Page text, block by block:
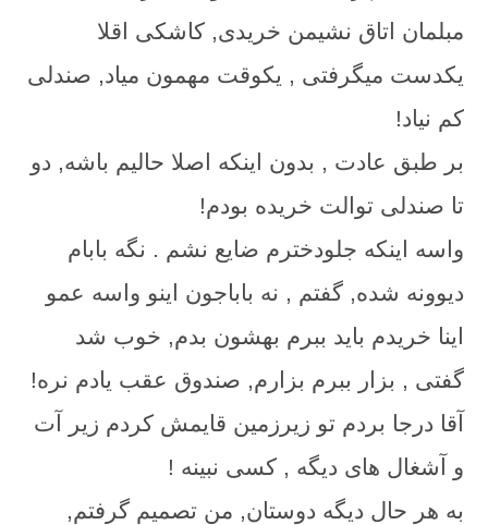
مبلمان اتاق نشیمن خریدی, کاشکی اقلا
یکدست میگرفتی , یکوقت مهمون میاد, صندلی
کم نیاد!
بر طبق عادت , بدون اینکه اصلا حالیم باشه, دو
تا صندلی توالت خریده بودم!
واسه اینکه جلودخترم ضایع نشم . نگه بابام
دیوونه شده, گفتم , نه باباجون اینو واسه عمو
اینا خریدم باید ببرم بهشون بدم, خوب شد
گفتی , بزار ببرم بزارم, صندوق عقب یادم نره!
آقا درجا بردم تو زیرزمین قایمش کردم زیر آت
و آشغال های دیگه , کسی نبینه !
به هر حال دیگه دوستان, من تصمیم گرفتم,